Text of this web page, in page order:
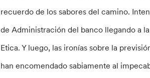
recuerdo de los sabores del camino.
de Administración del banco llegando a
Etica. Y luego, las ironías sobre la
han encomendado sabiamente al